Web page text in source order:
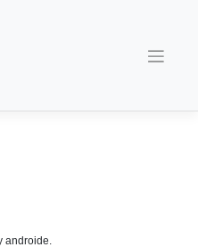
androide.